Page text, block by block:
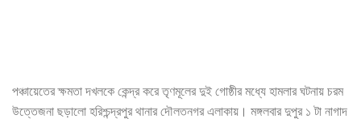
পঞ্চায়েতের ক্ষমতা দখলকে কেন্দ্র করে তৃণমূলের দুই গোষ্ঠীর মধ্যে হামলার ঘটনায় চরম
উত্তেজনা ছড়ালো হরিশ্চন্দ্রপুর থানার দৌলতনগর এলাকায়। মঙ্গলবার দুপুর ১ টা নাগাদ